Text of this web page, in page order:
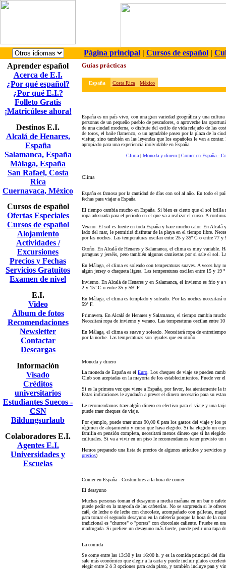
Página principal | Cursos de español |
Aprender español
Acerca de E.I.
¿Por qué español?
¿Por qué E.I.?
Folleto Gratis
¡Matricúlese ahora!
Destinos E.I.
Alcalá de Henares,
España
Salamanca, España
Málaga, España
San Rafael, Costa
Rica
Cuernavaca, México
Cursos de español
Ofertas Especiales
Cursos de español
Alojamiento
Actividades /
Excursiones
Precios y Fechas
Servicios Gratuitos
Examen de nivel
E.I.
Video
Álbum de fotos
Recomendaciones
Newsletter
Contactar
Descargas
Información
Visado
Créditos
universitarios
Estudiantes Suecos -
CSN
Bildungsurlaub
Colaboradores E.I.
Agentes E.I.
Universidades y
Escuelas
Guías prácticas
España Costa Rica México
España es un país vivo, con una gran variedad geográfica y una
personas de un pequeño pueblo de pescadores, o aproveche las
de una ciudad moderna, o disfrute del estilo de vida relajado de las
de toros, el baile flamenco, o un agradable paseo por la plaza de la
visitar, sino también en las leyendas que los españoles le van a
apropiado para una experiencia inolvidable en España.
Clima | Moneda y dinero | Comer en España -
Clima
España es famosa por la cantidad de días con sol al año. En todo el
fechas para viajar a España.
El tiempo cambia mucho en España. Si bien es cierto que el sol brilla
ropa adecuada para el periodo en el que va a realizar el curso. A
Verano. El sol es fuerte en toda España y hace mucho calor. En
lado del mar, le permitirá disfrutar de la playa en el tiempo libre.
por las noches. Las temperaturas oscilan entre 25 y 35º C o entre 77 y
Otoño. En Alcalá de Henares y Salamanca, el clima es muy variable.
paraguas y jerséis, pero también algunas camisetas por si sale el sol.
En Málaga, el clima es soleado con temperaturas suaves. A veces hay
algún jersey o chaqueta ligera. Las temperaturas oscilan entre 15 y 19
Invierno. En Alcalá de Henares y en Salamanca, el invierno es frío y a
2 y 15º C o entre 35 y 59º F.
En Málaga, el clima es templado y soleado. Por las noches necesitará
59º F.
Primavera. En Alcalá de Henares y Salamanca, el tiempo cambia
Necesitará ropa de invierno y verano. Las temperaturas oscilan entre
En Málaga, el clima es suave y soleado. Necesitará ropa de
por la noche. Las temperaturas son iguales que en otoño.
Moneda y dinero
La moneda de España es el Euro . Los cheques de viaje se pueden
Club son aceptadas en la mayoría de los establecimientos. Puede ver
Si es la primera vez que viene a España, por favor, lea atentamente
Estas indicaciones le ayudarán a prever el dinero necesario para su
Le recomendamos traer algún dinero en efectivo para el viaje y una
puede traer cheques de viaje.
Por ejemplo, puede traer unos 90,00 € para los gastos del viaje y los
régimen de alojamiento y curso que haya elegido. Si ha elegido un
familia en pensión completa, necesitará menos dinero que si ha
culturales. Si va a vivir en un piso le recomendamos tener previsto
Hemos preparado una lista de precios de algunos artículos y servicios
precios)
Comer en España - Costumbres a la hora de comer
El desayuno
Muchas personas toman el desayuno a media mañana en un bar o
puede pedir en la mayoría de las cafeterías. No se sorprenda si le
café, de leche o de leche con chocolate, acompañado con galletas,
para tomar el segundo desayuno en la cafetería porque la hora de la
tradicional es "churros" o "porras" con chocolate caliente. Pruebe en
madrugada. Si prefiere un desayuno más fuerte, puede pedir una
La comida
Se come entre las 13:30 y las 16:00 h. y es la comida principal del
sale más económico que elegir a la carta y puede incluir platos
elegir entre 2 ó 3 opciones para cada plato, y también incluye pan y